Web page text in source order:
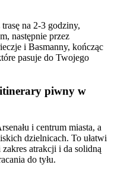
na 2-3 godziny,
następnie przez
i Basmanny, kończąc
pasuje do Twojego
piwny w
i centrum miasta, a
dzielnicach. To ułatwi
atrakcji i da solidną
do tyłu.